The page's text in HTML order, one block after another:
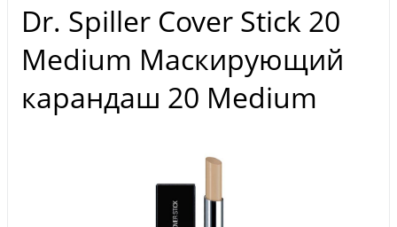
Dr. Spiller Cover Stick 20
Medium Маскирующий
карандаш 20 Medium